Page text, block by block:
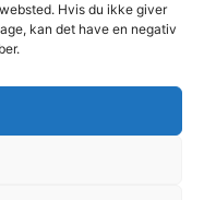
Hvis du ikke giver
kan det have en negativ